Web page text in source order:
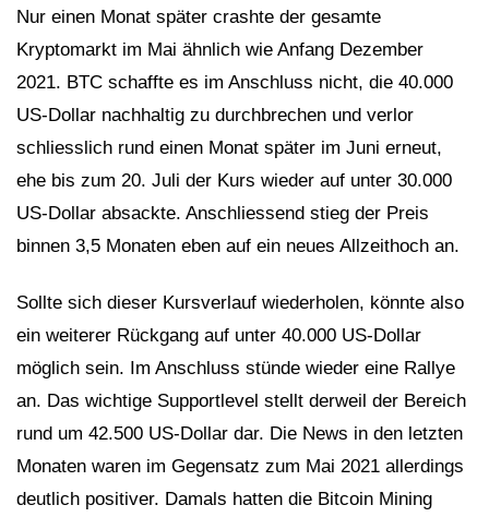
Nur einen Monat später crashte der gesamte
Kryptomarkt im Mai ähnlich wie Anfang Dezember
2021. BTC schaffte es im Anschluss nicht, die 40.000
US-Dollar nachhaltig zu durchbrechen und verlor
schliesslich rund einen Monat später im Juni erneut,
ehe bis zum 20. Juli der Kurs wieder auf unter 30.000
US-Dollar absackte. Anschliessend stieg der Preis
binnen 3,5 Monaten eben auf ein neues Allzeithoch an.
Sollte sich dieser Kursverlauf wiederholen, könnte also
ein weiterer Rückgang auf unter 40.000 US-Dollar
möglich sein. Im Anschluss stünde wieder eine Rallye
an. Das wichtige Supportlevel stellt derweil der Bereich
rund um 42.500 US-Dollar dar. Die News in den letzten
Monaten waren im Gegensatz zum Mai 2021 allerdings
deutlich positiver. Damals hatten die Bitcoin Mining